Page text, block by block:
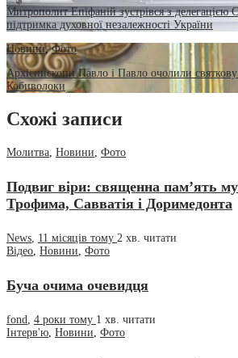
Митрополит Епіфаній зустрівся з делегацією
підтримка духовної незалежності України
Новини,Фото
Архієпископи Павло і Павло очолили святкову
Кобиволоки
Схожі записи
Молитва, Новини, Фото
Подвиг віри: священна пам’ять
Трофима, Савватія і Доримедонта
News, 11 місяців тому 2 хв. читати
Відео, Новини, Фото
Буча очима очевидця
fond, 4 роки тому 1 хв. читати
Інтерв'ю, Новини, Фото